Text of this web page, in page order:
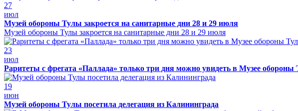
27
июл
Музей обороны Тулы закроется на санитарные дни 28 и 29 июля
Музей обороны Тулы закроется на санитарные дни 28 и 29 июля
23
июл
Раритеты с фрегата «Паллада» только три дня можно увидеть в Музее обороны
19
июн
Музей обороны Тулы посетила делегация из Калининграда